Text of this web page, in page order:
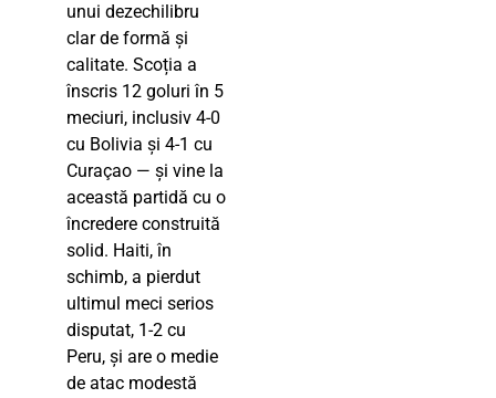
unui dezechilibru
clar de formă și
calitate. Scoția a
înscris 12 goluri în 5
meciuri, inclusiv 4-0
cu Bolivia și 4-1 cu
Curaçao — și vine la
această partidă cu o
încredere construită
solid. Haiti, în
schimb, a pierdut
ultimul meci serios
disputat, 1-2 cu
Peru, și are o medie
de atac modestă